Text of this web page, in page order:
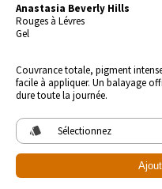
Anastasia Beverly Hills
Rouges à Lévres
Gel
Couvrance totale, pigment
facile à appliquer. Un balayage
dure toute la journée.
style